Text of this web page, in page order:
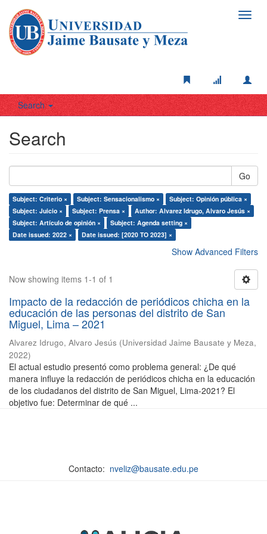
Search
Search
Go
Subject: Criterio × Subject: Sensacionalismo ×
Subject: Opinión pública ×
Subject: Juicio ×
Subject: Prensa ×
Author: Alvarez Idrugo, Alvaro Jesús ×
Subject: Artículo de opinión ×
Subject: Agenda setting ×
Date issued: 2022 ×
Date issued: [2020 TO 2023] ×
Show Advanced Filters
Now showing items 1-1 of 1
Impacto de la redacción de periódicos chicha en la
educación de las personas del distrito de San
Miguel, Lima – 2021
Alvarez Idrugo, Alvaro Jesús (Universidad Jaime Bausate y Meza,
2022)
El actual estudio presentó como problema general: ¿De qué
manera influye la redacción de periódicos chicha en la educación
de los ciudadanos del distrito de San Miguel, Lima-2021? El
objetivo fue: Determinar de qué ...
Contacto: nveliz@bausate.edu.pe